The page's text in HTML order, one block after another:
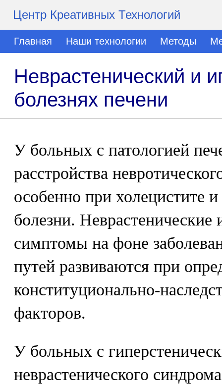
Центр Креативных Технологий
Главная Наши технологии Методы
Неврастенический и
болезнях печени
У больных с патологией
расстройства
особенно при холецистите
болезни. Неврастенические
симптомы на фоне
путей развиваются при
конституционально-
факторов.
У больных с
неврастенического